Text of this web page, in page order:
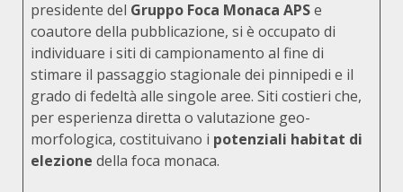
presidente del Gruppo Foca Monaca APSe
coautore della pubblicazione, si è occupato di
individuare i siti di campionamento al fine di
stimare il passaggio stagionale dei pinnipedi e il
grado di fedeltà alle singole aree. Siti costieri che,
per esperienza diretta o valutazione geo-
morfologica, costituivano i potenziali habitat di
elezione della foca monaca.